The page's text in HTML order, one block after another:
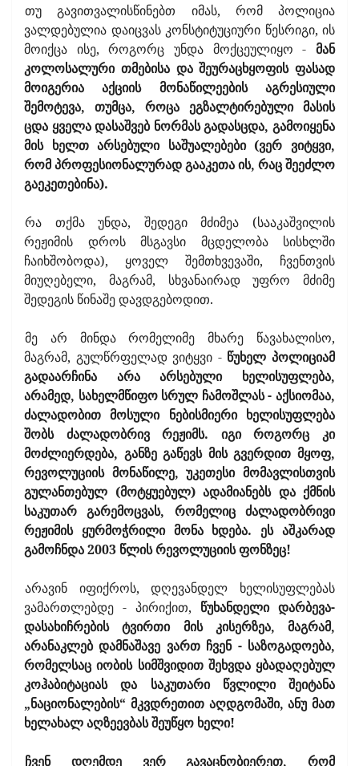
თუ გავითვალისწინებთ იმას, რომ პოლიცია
ვალდებულია დაიცვას კონსტიტუციური წესრიგი, ის
მოიქცა ისე, როგორც უნდა მოქცეულიყო - მან
კოლოსალური თმებისა და შეურაცხყოფის ფასად
მოიგერია აქციის მონაწილეების აგრესიული
შემოტევა, თუმცა, როცა ეგზალტირებული მასის
ცდა ყველა დასაშვებ ნორმას გადასცდა, გამოიყენა
მის ხელთ არსებული საშუალებები (ვერ ვიტყვი,
რომ პროფესიონალურად გააკეთა ის, რაც შეეძლო
გაეკეთებინა).
რა თქმა უნდა, შედეგი მძიმეა (სააკაშვილის
რეჟიმის დროს მსგავსი მცდელობა სისხლში
ჩაიხშობოდა), ყოველ შემთხვევაში, ჩვენთვის
მიუღებელი, მაგრამ, სხვანაირად უფრო მძიმე
შედეგის წინაშე დავდგებოდით.
მე არ მინდა რომელიმე მხარე წავახალისო,
მაგრამ, გულწრფელად ვიტყვი - წუხელ პოლიციამ
გადაარჩინა არა არსებული ხელისუფლება,
არამედ, სახელმწიფო სრულ ჩამოშლას - აქსიომაა,
ძალადობით მოსული ნებისმიერი ხელისუფლება
შობს ძალადობრივ რეჟიმს. იგი როგორც კი
მოძლიერდება, განზე გაწევს მის გვერდით მყოფ,
რევოლუციის მონაწილე, უკეთესი მომავლისთვის
გულანთებულ (მოტყუებულ) ადამიანებს და ქმნის
საკუთარ გარემოცვას, რომელიც ძალადობრივი
რეჟიმის ყურმოჭრილი მონა ხდება. ეს აშკარად
გამოჩნდა 2003 წლის რევოლუციის ფონზეც!
არავინ იფიქროს, დღევანდელ ხელისუფლებას
ვამართლებდე - პირიქით, წუხანდელი დარბევა-
დასახიჩრების ტვირთი მის კისერზეა, მაგრამ,
არანაკლებ დამნაშავე ვართ ჩვენ - საზოგადოება,
რომელსაც იობის სიმშვიდით შეხვდა ყბადაღებულ
კოჰაბიტაციას და საკუთარი წვლილი შეიტანა
„ნაციონალების“ მკვდრეთით აღდგომაში, ანუ მათ
ხელახალ აღზეევბას შეუწყო ხელი!
ჩვენ დღემდე ვერ გავაცნობიერეთ, რომ